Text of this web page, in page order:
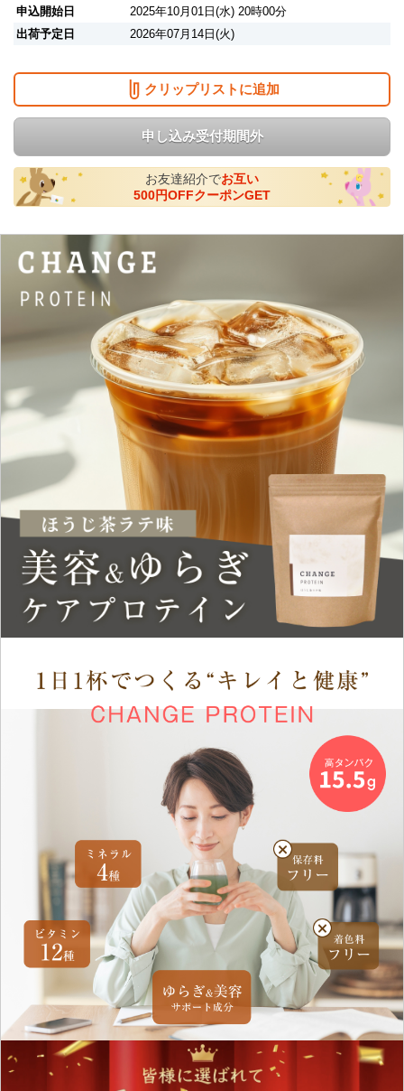
申込開始日
2025年10月01日(水) 20時00分
出荷予定日
2026年07月14日(火)
クリップリストに追加
申し込み受付期間外
お友達紹介でお互い
500円OFFクーポンGET